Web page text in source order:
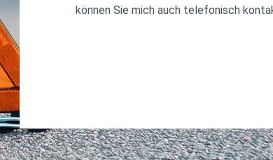
können Sie mich auch telefonisch